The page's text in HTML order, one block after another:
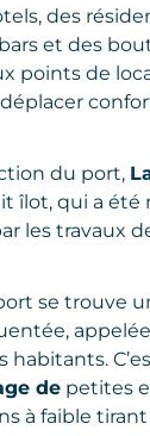
des
et des
points de
du port,
îlot, qui a été
les travaux
se trouve
appelée
habitants.
de petites
à faible tirant